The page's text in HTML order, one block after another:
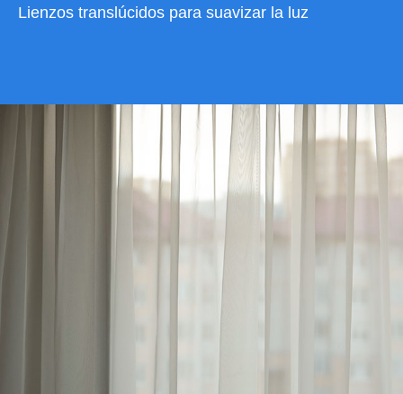
Lienzos translúcidos para suavizar la luz
VER CATÁLOGO